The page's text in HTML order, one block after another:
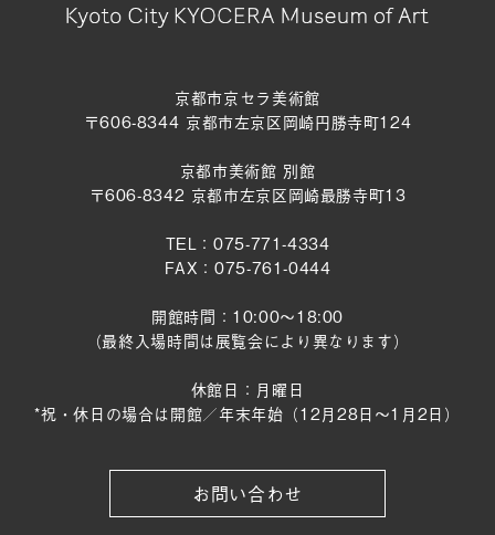
京都市京セラ美術館
〒606-8344 京都市左京区岡崎円勝寺町124
京都市美術館 別館
〒606-8342 京都市左京区岡崎最勝寺町13
TEL：075-771-4334
FAX：075-761-0444
開館時間：10:00～18:00
（最終入場時間は展覧会により異なります）
休館日：月曜日
*祝・休日の場合は開館／年末年始（12月28日〜1月2日）
お問い合わせ